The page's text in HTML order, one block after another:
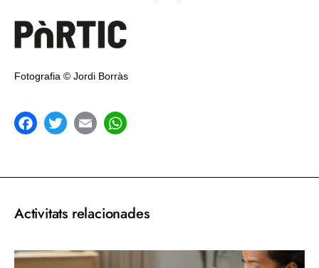
Fotografia © Jordi Borràs
Activitats relacionades